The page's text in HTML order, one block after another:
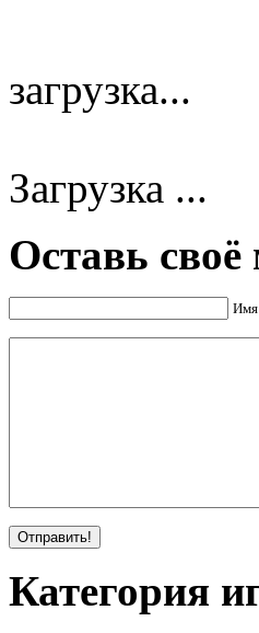
загрузка...
Загрузка ...
Оставь своё
Имя
Категория